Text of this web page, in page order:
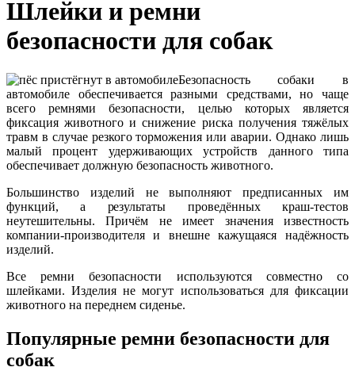
Шлейки и ремни
безопасности для собак
Безопасность собаки в
автомобиле обеспечивается разными средствами, но чаще
всего ремнями безопасности, целью которых является
фиксация животного и снижение риска получения тяжёлых
травм в случае резкого торможения или аварии. Однако лишь
малый процент удерживающих устройств данного типа
обеспечивает должную безопасность животного.
Большинство изделий не выполняют предписанных им
функций, а результаты проведённых краш-тестов
неутешительны. Причём не имеет значения известность
компании-производителя и внешне кажущаяся надёжность
изделий.
Все ремни безопасности используются совместно со
шлейками. Изделия не могут использоваться для фиксации
животного на переднем сиденье.
Популярные ремни безопасности для
собак